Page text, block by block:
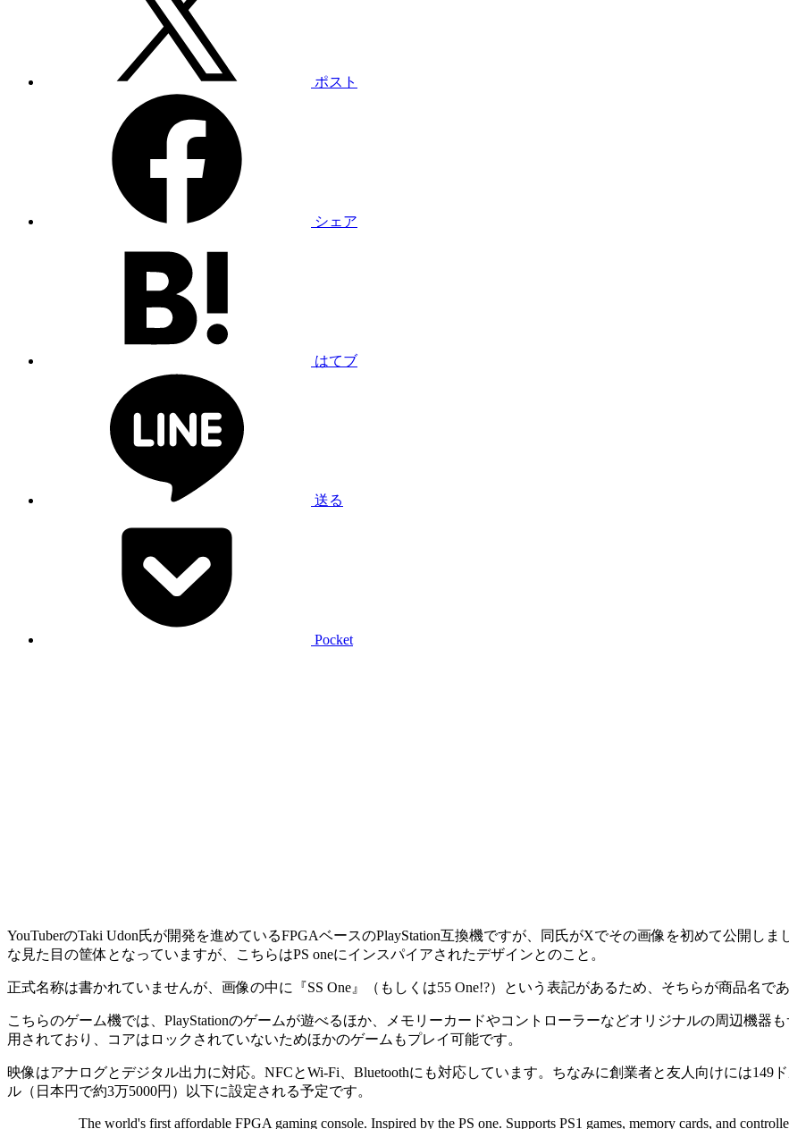
ポスト
シェア
はてブ
送る
Pocket
YouTuberのTaki Udon氏が開発を進めているFPGAベースのPlayStation互換機ですが、同氏がXでその画像を初めて公開し
な見た目の筐体となっていますが、こちらはPS oneにインスパイアされたデザインとのこと。
正式名称は書かれていませんが、画像の中に『SS One』（もしくは55 One!?）という表記があるため、そちらが商品名で
こちらのゲーム機では、PlayStationのゲームが遊べるほか、メモリーカードやコントローラーなどオリジナルの周辺機器
用されており、コアはロックされていないためほかのゲームもプレイ可能です。
映像はアナログとデジタル出力に対応。NFCとWi-Fi、Bluetoothにも対応しています。ちなみに創業者と友人向けには149
ル（日本円で約3万5000円）以下に設定される予定です。
The world's first affordable FPGA gaming console. Inspired by the PS one. Supports PS1 games, memory cards, and